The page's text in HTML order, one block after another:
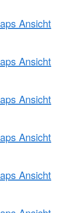
Ansicht
Ansicht
Ansicht
Ansicht
Ansicht